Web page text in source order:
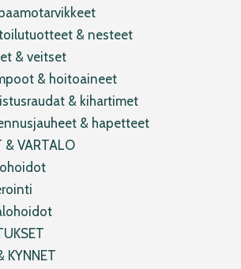
& nesteet
& veitset
& hoitoaineet
& kihartimet
& hapetteet
& VARTALO
KYNNET